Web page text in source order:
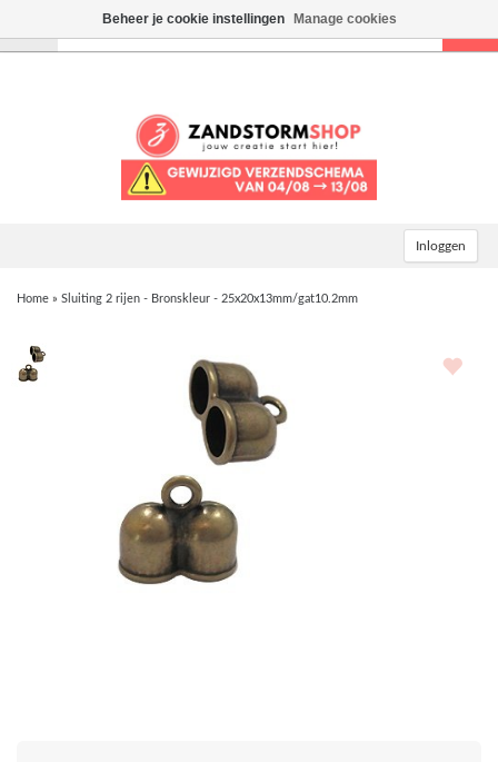
Inloggen
Home » Sluiting 2 rijen - Bronskleur - 25x20x13mm/gat10.2mm
Beheer je cookie instellingen Manage cookies